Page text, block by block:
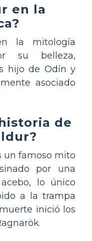
en la
la mitología
su belleza,
hijo de Odín y
asociado
de
un famoso mito
por una
lo único
a la trampa
inició los